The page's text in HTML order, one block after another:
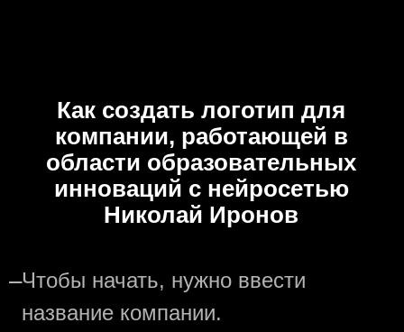
Как создать логотип для
компании, работающей в
области образовательных
инноваций с нейросетью
Николай Иронов
—Чтобы начать, нужно ввести
название компании.